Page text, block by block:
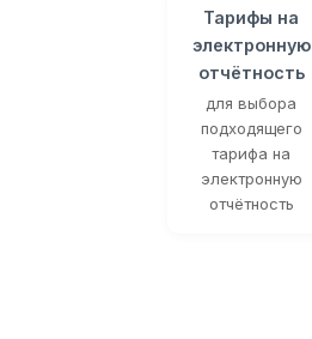
Тарифы на
электронную
отчётность
для выбора
подходящего
тарифа на
электронную
отчётность